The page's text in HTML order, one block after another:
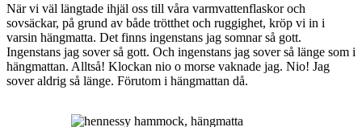
När vi väl längtade ihjäl oss till våra varmvattenflaskor och
sovsäckar, på grund av både trötthet och ruggighet, kröp vi in i
varsin hängmatta. Det finns ingenstans jag somnar så gott.
Ingenstans jag sover så gott. Och ingenstans jag sover så länge som i
hängmattan. Alltså! Klockan nio o morse vaknade jag. Nio! Jag
sover aldrig så länge. Förutom i hängmattan då.